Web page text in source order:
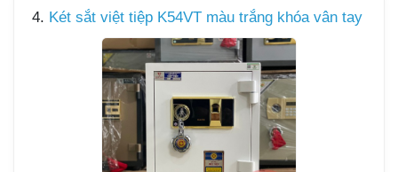
4. Két sắt việt tiệp K54VT màu trắng khóa vân tay